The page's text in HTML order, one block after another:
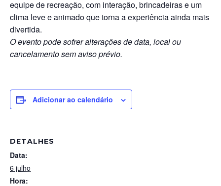
equipe de recreação, com interação, brincadeiras e um
clima leve e animado que torna a experiência ainda mais
divertida.
O evento pode sofrer alterações de data, local ou
cancelamento sem aviso prévio.
Adicionar ao calendário
DETALHES
Data:
6 julho
Hora: